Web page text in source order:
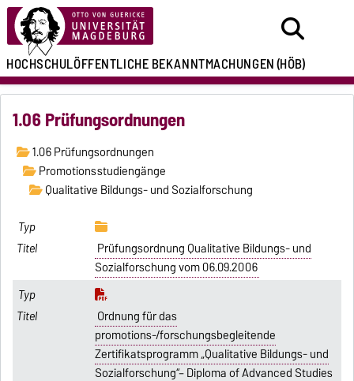
HOCHSCHULÖFFENTLICHEBEKANNTMACHUNGEN(HÖB)
1.06 Prüfungsordnungen
1.06 Prüfungsordnungen
Promotionsstudiengänge
Qualitative Bildungs- und Sozialforschung
Prüfungsordnung Qualitative Bildungs- und
Sozialforschung vom 06.09.2006
Ordnung für das
promotions-/forschungsbegleitende
Zertifikatsprogramm „Qualitative Bildungs- und
Sozialforschung“– Diploma of Advanced Studies